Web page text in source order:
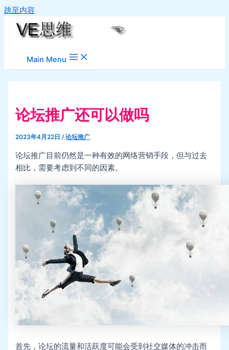
跳至内容
Main Menu
论坛推广还可以做吗
2023年4月22日/论坛推广
论坛推广目前仍然是一种有效的网络营销手段，但与过去
相比，需要考虑到不同的因素。
首先，论坛的流量和活跃度可能会受到社交媒体的冲击而